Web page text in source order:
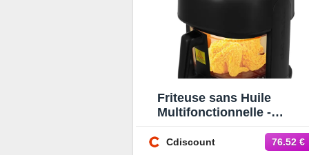
Friteuse sans Huile
Multifonctionnelle -
Friteuse sans Huile 80-
Cdiscount 76.52 €